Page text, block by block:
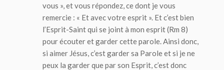
vous », et vous répondez, ce dont je vous
remercie : « Et avec votre esprit ». Et c’est bien
l’Esprit-Saint qui se joint à mon esprit (Rm 8)
pour écouter et garder cette parole. Ainsi donc,
si aimer Jésus, c’est garder sa Parole et si je ne
peux la garder que par son Esprit, c’est donc